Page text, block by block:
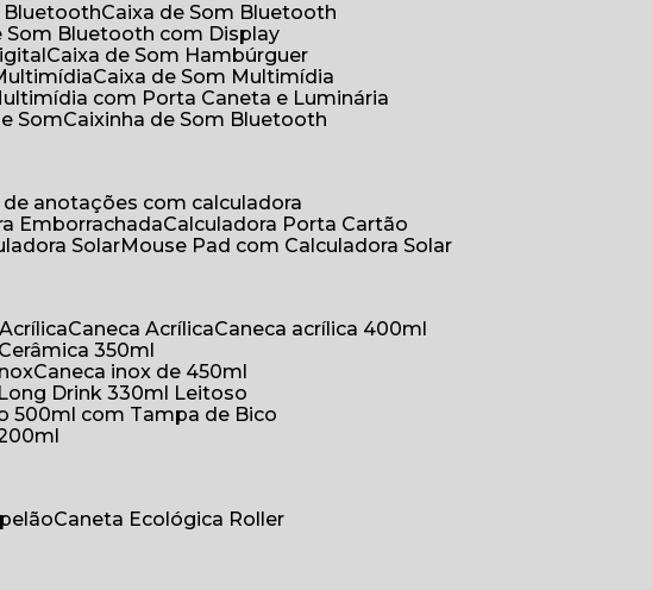
Bluetooth
Caixa de Som Bluetooth
Som Bluetooth com Display
Caixa de Som Hambúrguer
Caixa de Som Multimídia
com Porta Caneta e Luminária
Som
Caixinha de Som Bluetooth
de anotações com calculadora
Emborrachada
Calculadora Porta Cartão
Solar
Mouse Pad com Calculadora Solar
Caneca Acrílica
Caneca acrílica 400ml
Cerâmica 350ml
Caneca inox de 450ml
Long Drink 330ml Leitoso
500ml com Tampa de Bico
Caneta Ecológica Roller